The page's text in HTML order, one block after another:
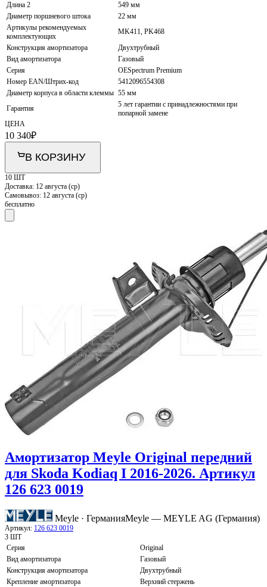
Длина 2
549 мм
Диаметр поршневого штока
22 мм
Артикулы рекомендуемых
комплектующих
MK411, PK468
Конструкция амортизатора
Двухтрубный
Вид амортизатора
Газовый
Серия
OESpectrum Premium
Номер EAN/Штрих-код
5412096554308
Диаметр корпуса в области клеммы 55 мм
Гарантия
5 лет гарантии с принадлежностями при
попарной замене
ЦЕНА
10 340₽
В КОРЗИНУ
10 ШТ
Доставка: 12 августа (ср)
Самовывоз: 12 августа (ср)
бесплатно
Амортизатор Meyle Original передний
для Skoda Kodiaq I 2016-2026. Артикул
126 623 0019
Meyle · ГерманияMeyle — MEYLE AG (Германия)
Артикул: 126 623 0019
3 ШТ
Серия
Original
Вид амортизатора
Газовый
Конструкция амортизатора
Двухтрубный
Крепление амортизатора
Верхний стержень